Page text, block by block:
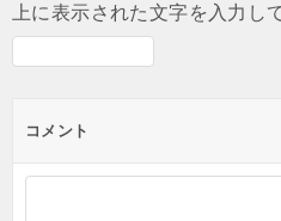
上に表示された文字を入力し
コメント